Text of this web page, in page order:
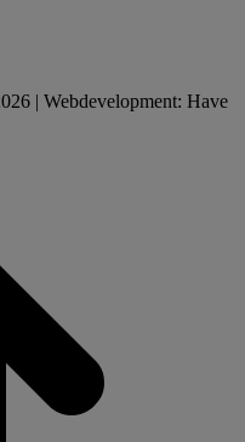
| Webdevelopment: Have